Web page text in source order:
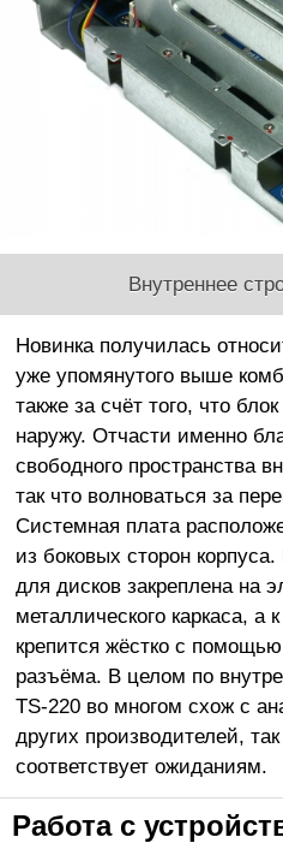
Внутреннее
Новинка получилась
уже упомянутого выше
также за счёт того, что
наружу. Отчасти именно
свободного пространства
так что волноваться за
Системная плата
из боковых сторон
для дисков закреплена на
металлического каркаса, а
крепится жёстко с
разъёма. В целом по
TS-220 во многом схож с
других производителей,
соответствует ожиданиям.
Работа с